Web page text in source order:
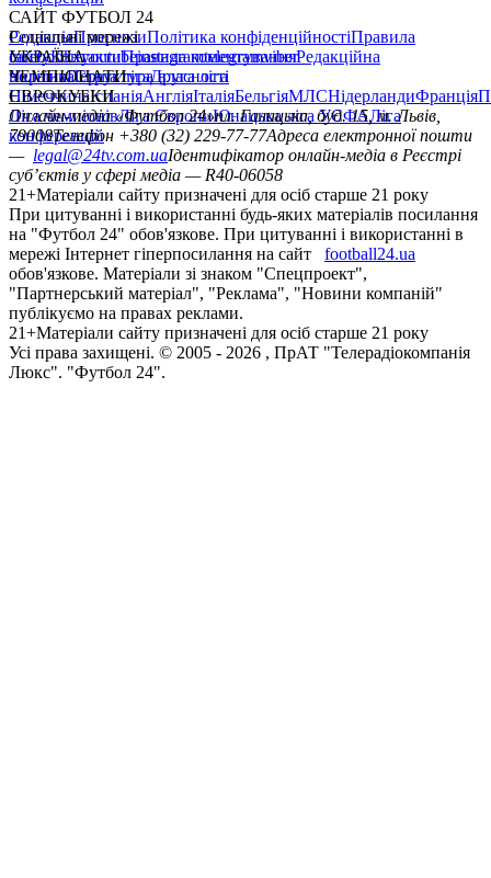
САЙТ ФУТБОЛ 24
РедакціяПрогнозиПолітика конфіденційностіПравила
сайтуКонтактиПравила коментуванняРедакційна
політикаСтруктура власності
Соціальні мережі
facebookxyoutubeinstagramtelegramviber
УКРАЇНА
УкраїнаПерша лігаДруга ліга
ЧЕМПІОНАТИ
НімеччинаІспаніяАнгліяІталіяБельгіяМЛСНідерландиФранція
ЄВРОКУБКИ
Ліга чемпіонівЛіга ЄвропиЮнацька ліга УЄФАЛіга
конференцій
Онлайн-медіа «Футбол 24»пл. Галицька, буд. 15, м. Львів,
79008Телефон +380 (32) 229-77-77Адреса електронної пошти
— legal@24tv.com.uaІдентифікатор онлайн-медіа в Реєстрі
суб’єктів у сфері медіа — R40-06058
21+Матеріали сайту призначені для осіб старше 21 року
При цитуванні і використанні будь-яких матеріалів посилання
на "Футбол 24" обов'язкове. При цитуванні і використанні в
мережі Інтернет гіперпосилання на сайт
football24.ua
обов'язкове. Матеріали зі знаком "Спецпроект",
"Партнерський матеріал", "Реклама", "Новини компаній"
публікуємо на правах реклами.
21+Матеріали сайту призначені для осіб старше 21 року
Усi права захищенi. © 2005 - 2026 , ПрАТ "Телерадіокомпанія
Люкс". "Футбол 24".